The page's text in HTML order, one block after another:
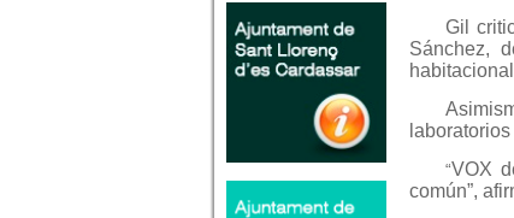
Gil
Sánchez,
“VOX
común”,